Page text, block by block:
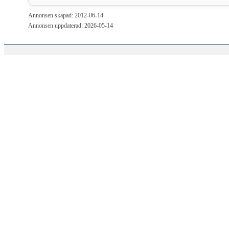
Annonsen skapad: 2012-06-14
Annonsen uppdaterad: 2026-05-14